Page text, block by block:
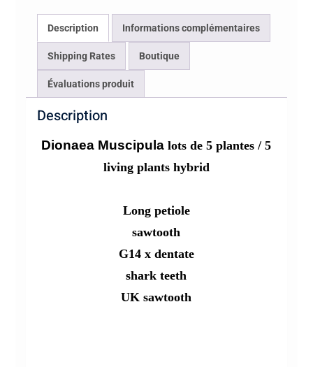
living
plants
hybrides
Description Informations complémentaires
Shipping Rates Boutique
Évaluations produit
Description
Dionaea Muscipulalots de 5 plantes / 5
living plants hybrid
Long petiole
sawtooth
G14 x dentate
shark teeth
UK sawtooth